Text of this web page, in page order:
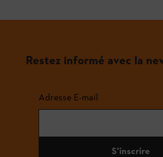
Restez informé avec la
Adresse E-mail
S'inscrire